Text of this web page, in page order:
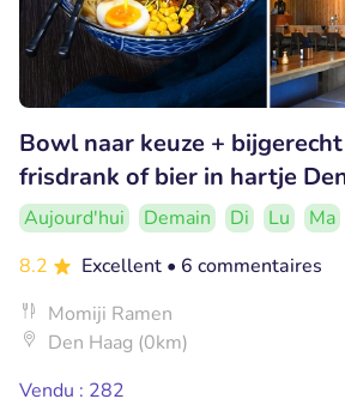
Bowl naar keuze +
frisdrank of bier in hartje
Aujourd'hui Demain Di Lu Ma
8.2
Excellent • 6 commentaires
Momiji Ramen
Den Haag (0km)
Vendu : 282